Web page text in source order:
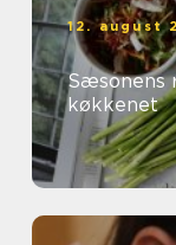
12. august
Sæsonens
køkkenet